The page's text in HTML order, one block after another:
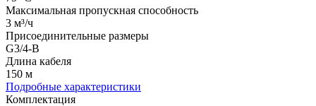
Максимальная пропускная способность
3 м³/ч
Присоединительные размеры
G3/4-B
Длина кабеля
150 м
Подробные характеристики
Комплектация